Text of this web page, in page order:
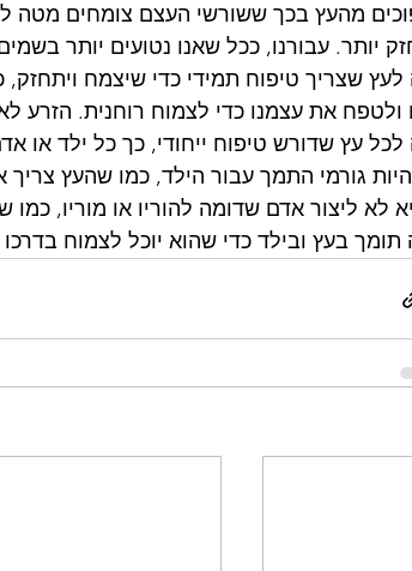
מהעץ בכך ששורשי העצם צומחים מטה
יותר. עבורנו, ככל שאנו נטועים יותר
לעץ שצריך טיפוח תמידי כדי שיצמח ויתחזק,
ולטפח את עצמנו כדי לצמוח רוחנית. הזרע
לכל עץ שדורש טיפוח ייחודי, כך כל ילד או
גורמי התמך עבור הילד, כמו שהעץ
לא ליצור אדם שדומה להוריו או מוריו,
בעץ ובילד כדי שהוא יוכל לצמוח בדרכו